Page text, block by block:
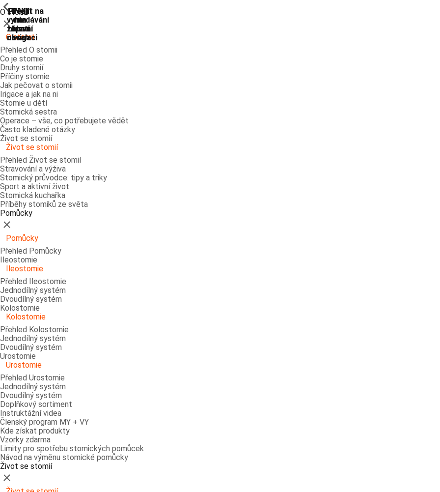
Přejít na
vyhledávání
Přejít
na
hlavní
navigaci
Přejít
na
hlavní
navigaci
Přejít
na
hlavní
obsah
Přejít
na
zápatí
O stomii
ShowPrevious
Zavřít
O stomii
Přehled O stomii
Co je stomie
Druhy stomií
Příčiny stomie
Jak pečovat o stomii
Irigace a jak na ni
Stomie u dětí
Stomická sestra
Operace – vše, co potřebujete vědět
Často kladené otázky
Život se stomií
ShowPrevious
Život se stomií
Přehled Život se stomií
Stravování a výživa
Stomický průvodce: tipy a triky
Sport a aktivní život
Stomická kuchařka
Příběhy stomiků ze světa
Pomůcky
ShowPrevious
Zavřít
Pomůcky
Přehled Pomůcky
Ileostomie
ShowPrevious
Ileostomie
Přehled Ileostomie
Jednodílný systém
Dvoudílný systém
Kolostomie
ShowPrevious
Kolostomie
Přehled Kolostomie
Jednodílný systém
Dvoudílný systém
Urostomie
ShowPrevious
Urostomie
Přehled Urostomie
Jednodílný systém
Dvoudílný systém
Doplňkový sortiment
Instruktážní videa
Členský program MY + VY
Kde získat produkty
Vzorky zdarma
Limity pro spotřebu stomických pomůcek
Návod na výměnu stomické pomůcky
Život se stomií
ShowPrevious
Zavřít
ShowPrevious